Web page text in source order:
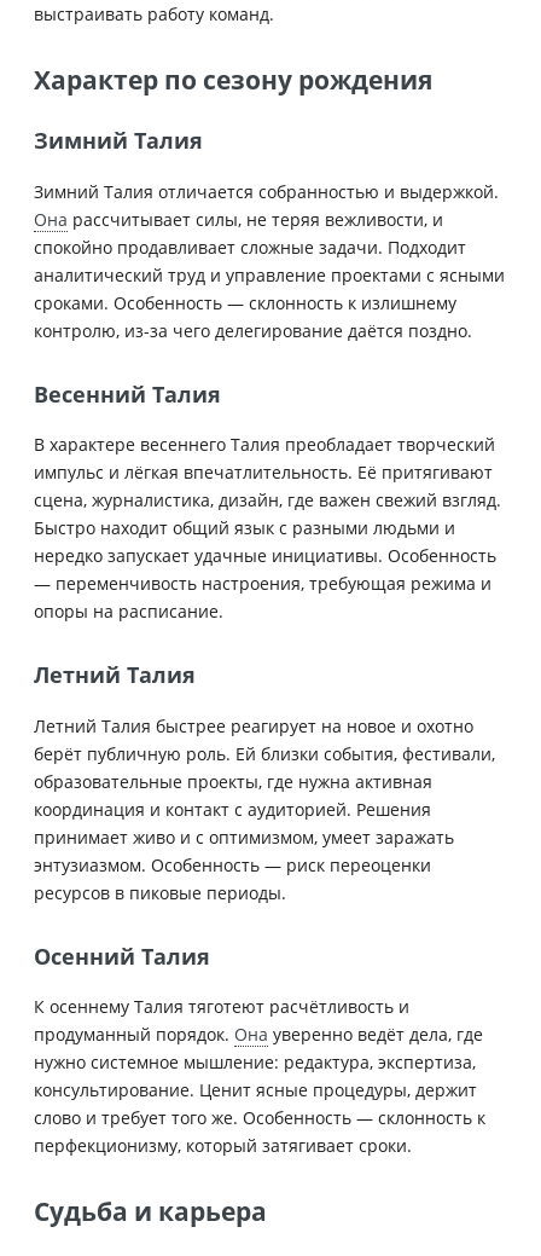
выстраивать работу команд.
Характер по сезону рождения
Зимний Талия
Зимний Талия отличается собранностью и выдержкой.
Она рассчитывает силы, не теряя вежливости, и
спокойно продавливает сложные задачи. Подходит
аналитический труд и управление проектами с ясными
сроками. Особенность — склонность к излишнему
контролю, из-за чего делегирование даётся поздно.
Весенний Талия
В характере весеннего Талия преобладает творческий
импульс и лёгкая впечатлительность. Её притягивают
сцена, журналистика, дизайн, где важен свежий взгляд.
Быстро находит общий язык с разными людьми и
нередко запускает удачные инициативы. Особенность
— переменчивость настроения, требующая режима и
опоры на расписание.
Летний Талия
Летний Талия быстрее реагирует на новое и охотно
берёт публичную роль. Ей близки события, фестивали,
образовательные проекты, где нужна активная
координация и контакт с аудиторией. Решения
принимает живо и с оптимизмом, умеет заражать
энтузиазмом. Особенность — риск переоценки
ресурсов в пиковые периоды.
Осенний Талия
К осеннему Талия тяготеют расчётливость и
продуманный порядок. Она уверенно ведёт дела, где
нужно системное мышление: редактура, экспертиза,
консультирование. Ценит ясные процедуры, держит
слово и требует того же. Особенность — склонность к
перфекционизму, который затягивает сроки.
Судьба и карьера